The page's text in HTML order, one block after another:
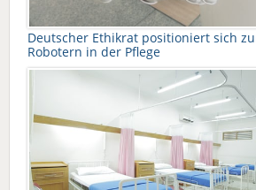
Deutscher Ethikrat positioniert sich
Robotern in der Pflege